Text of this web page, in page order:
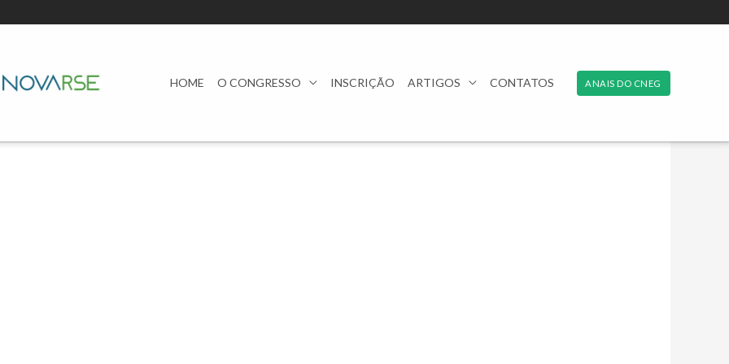
HOME O CONGRESSO INSCRIÇÃO ARTIGOS CONTATOS ANAIS DO CNEG